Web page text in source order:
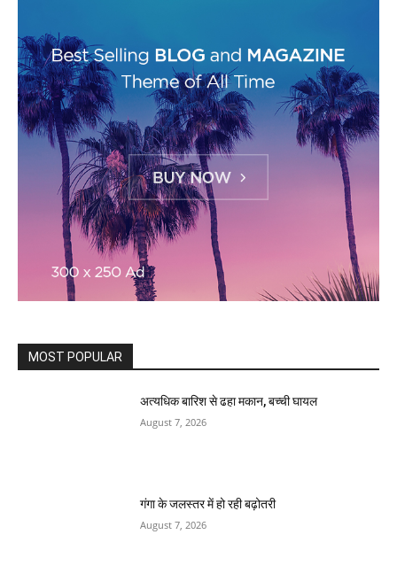
MOST POPULAR
अत्यधिक बारिश से ढहा मकान, बच्ची घायल
August 7, 2026
गंगा के जलस्तर में हो रही बढ़ोतरी
August 7, 2026